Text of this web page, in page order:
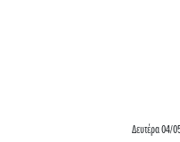
Δευτέρα 04/